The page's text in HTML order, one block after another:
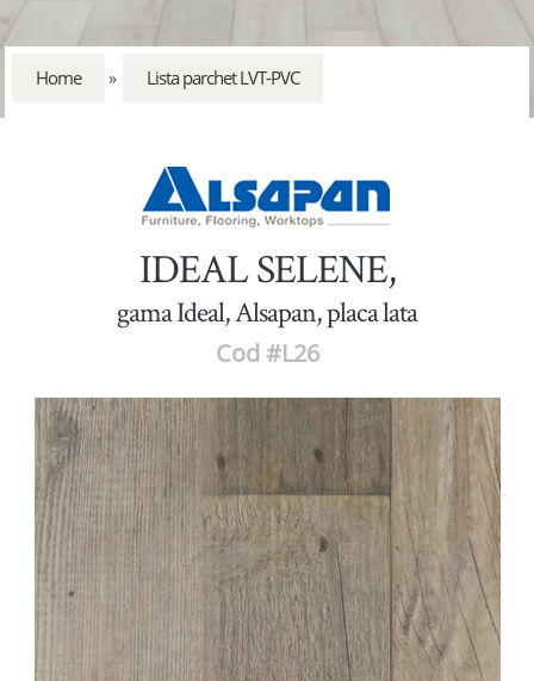
Home » Lista parchet LVT-PVC
IDEAL SELENE,
gama Ideal, Alsapan, placa lata
Cod #L26